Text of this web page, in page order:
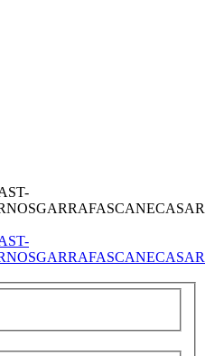
T-
GARRAFASCANECASAR
T-
GARRAFASCANECASAR